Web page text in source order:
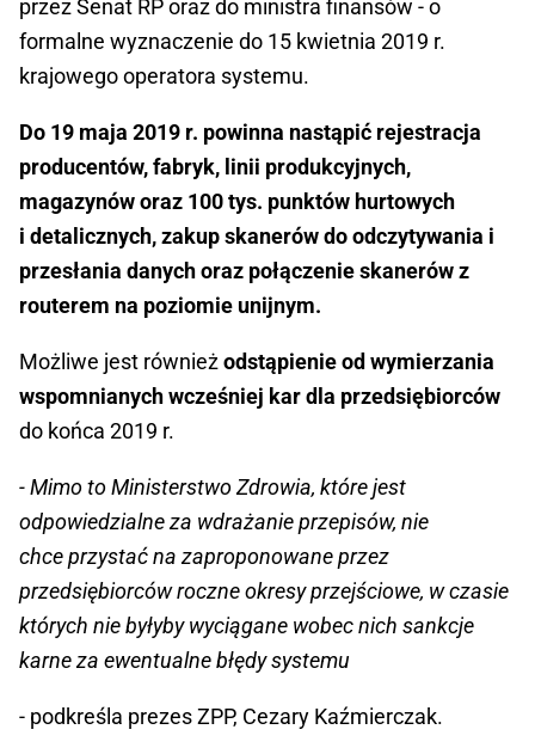
przez Senat RP oraz do ministra finansów - o
formalne wyznaczenie do 15 kwietnia 2019 r.
krajowego operatora systemu.
Do 19 maja 2019 r. powinna nastąpić rejestracja
producentów, fabryk, linii produkcyjnych,
magazynów oraz 100 tys. punktów hurtowych
i detalicznych, zakup skanerów do odczytywania i
przesłania danych oraz połączenie skanerów z
routerem na poziomie unijnym.
Możliwe jest równieżodstąpienie od wymierzania
wspomnianych wcześniej kar dla przedsiębiorców
do końca 2019 r.
- Mimo to Ministerstwo Zdrowia, które jest
odpowiedzialne za wdrażanie przepisów, nie
chce przystać na zaproponowane przez
przedsiębiorców roczne okresy przejściowe, w czasie
których nie byłyby wyciągane wobec nich sankcje
karne za ewentualne błędy systemu
- podkreśla prezes ZPP, Cezary Kaźmierczak.